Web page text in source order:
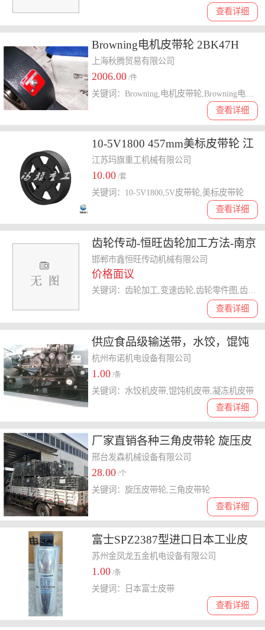
查看详细
Browning电机皮带轮 2BK47H
上海秋腾贸易有限公司
2006.00 /件
查看详细
10-5V1800 457mm美标皮带轮 江
苏玛旗重工厂家
江苏玛旗重工机械有限公司
10.00 /套
查看详细
关键词：10-5V1800,5V皮带轮,美标皮带轮
齿轮传动-恒旺齿轮加工方法-南京
齿轮
邯郸市鑫恒旺传动机械有限公司
价格面议
查看详细
关键词：齿轮加工,变速齿轮,齿轮零件图,齿轮设计,齿轮传动
供应食品级输送带，水饺，馄饨
以及各类食品加工机械皮带
杭州布诺机电设备有限公司
1.00 /条
查看详细
关键词：水饺机皮带,馄饨机皮带,凝冻机皮带
厂家直销各种三角皮带轮 旋压皮
带轮 加工定制
邢台发森机械设备有限公司
28.00 /个
查看详细
关键词：旋压皮带轮,三角皮带轮
富士SPZ2387型进口日本工业皮
带
苏州金凤龙五金机电设备有限公司
1.00 /条
查看详细
关键词：日本富士皮带